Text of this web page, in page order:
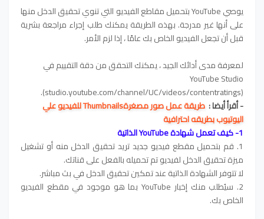
يوصي YouTube بتحميل مقاطع الفيديو التي تنوي تحقيق الدخل منها
على أنها غير مدرجة. بهذه الطريقة يمكنك طلب إجراء مراجعة بشرية
قبل أن تجعل الفيديو الخاص بك عامًا ، إذا لزم الأمر.
لمعرفة مدى أدائك الجيد ، يمكنك التحقق من دقة التقييم في
YouTube Studio
(studio.youtube.com/channel/UC/videos/contentratings).
- أقرأ أيضا :
طريقة عمل صور مصغرةThumbnails للفيديو علي
اليوتيوب بطريقه احترافية
1- كيف تعمل شهادة YouTube الذاتية
1. قم بتحميل مقطع فيديو جديد تريد تحقيق الدخل منه أو تشغيل
ميزة تحقيق الدخل لفيديو تم تحميله بالفعل على قناتك.
لا تتوفر الشهادة الذاتية عند تمكين تحقيق الدخل في بث مباشر.
2. سيُطلب منك إخبار YouTube بما هو موجود في مقطع الفيديو
الخاص بك.